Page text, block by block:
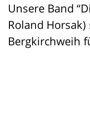
Unsere Band
Roland
Bergkirchweih